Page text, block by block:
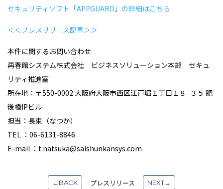
セキュリティソフト「APPGUARD」の詳細はこちら
＜＜プレスリリース記事＞＞
本件に関するお問い合わせ
再春館システム株式会社 ビジネスソリューション本部 セキュ
リティ推進室
所在地：〒550-0002 大阪府大阪市西区江戸堀１丁目１８−３５ 肥
後橋IPビル
担当：長束（なつか）
TEL ：06-6131-8846
E-mail ：t.natsuka@saishunkansys.com
←BACK プレスリリース NEXT→